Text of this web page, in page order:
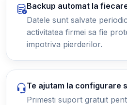
Backup automat la
Datele sunt salvate
activitatea firmei sa fie
impotriva pierderilor.
Te ajutam la configurare
Primesti suport gratuit